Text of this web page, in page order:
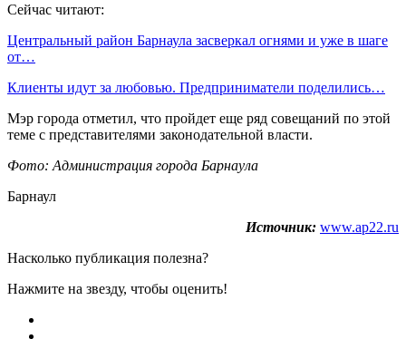
Сейчас читают:
Центральный район Барнаула засверкал огнями и уже в шаге
от…
Клиенты идут за любовью. Предприниматели поделились…
Мэр города отметил, что пройдет еще ряд совещаний по этой
теме с представителями законодательной власти.
Фото: Администрация города Барнаула
Барнаул
Источник: www.ap22.ru
Насколько публикация полезна?
Нажмите на звезду, чтобы оценить!